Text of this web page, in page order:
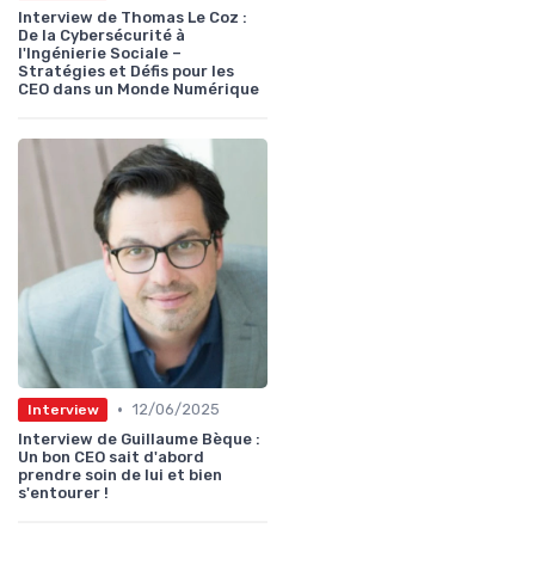
Interview de Thomas Le Coz :
De la Cybersécurité à
l'Ingénierie Sociale –
Stratégies et Défis pour les
CEO dans un Monde Numérique
Interview • 12/06/2025
Interview de Guillaume Bèque :
Un bon CEO sait d'abord
prendre soin de lui et bien
s'entourer !